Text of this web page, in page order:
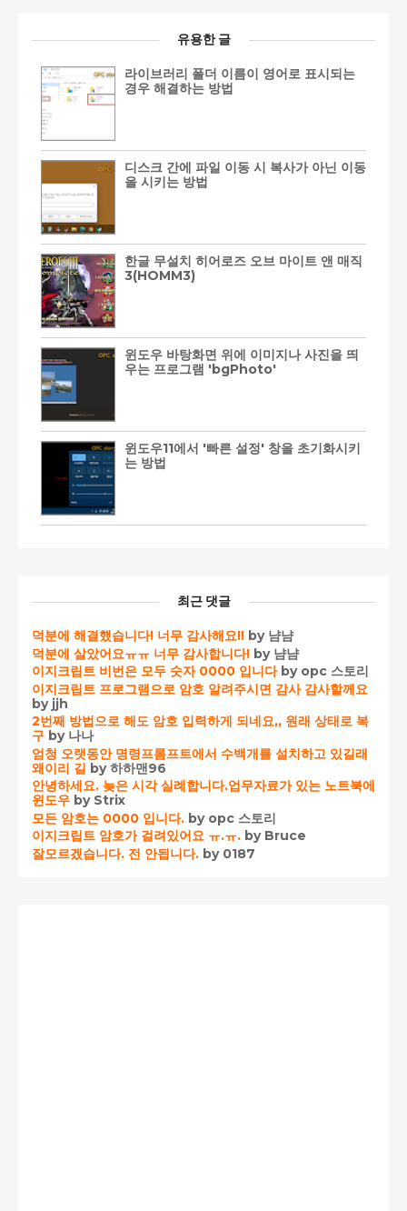
유용한 글
라이브러리 폴더 이름이 영어로 표시되는
경우 해결하는 방법
디스크 간에 파일 이동 시 복사가 아닌 이동
을 시키는 방법
한글 무설치 히어로즈 오브 마이트 앤 매직
3(HOMM3)
윈도우 바탕화면 위에 이미지나 사진을 띄
우는 프로그램 'bgPhoto'
윈도우11에서 '빠른 설정' 창을 초기화시키
는 방법
최근 댓글
덕분에 해결했습니다! 너무 감사해요!! by 냠냠
덕분에 살았어요ㅠㅠ 너무 감사합니다! by 냠냠
이지크립트 비번은 모두 숫자 0000 입니다by opc 스토리
이지크립트 프로그램으로 암호 알려주시면 감사 감사할께요
by jjh
2번째 방법으로 해도 암호 입력하게 되네요,, 원래 상태로 복
구 by 나나
엄청 오랫동안 명령프롬프트에서 수백개를 설치하고 있길래
왜이리 길 by 하하맨96
안녕하세요. 늦은 시각 실례합니다.업무자료가 있는 노트북에
윈도우 by Strix
모든 암호는 0000 입니다. by opc 스토리
이지크립트 암호가 걸려있어요 ㅠ.ㅠ. by Bruce
잘모르겠습니다. 전 안됩니다. by 0187